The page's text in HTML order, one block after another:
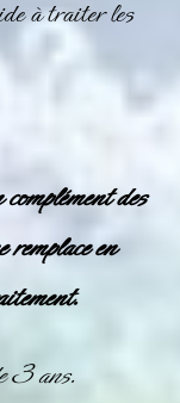
à traiter les
des
en
3 ans.